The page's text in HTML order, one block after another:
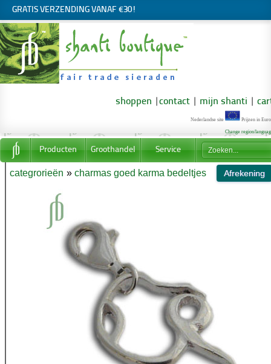
GRATIS VERZENDING VANAF €30!
shoppen contact mijn shanti
Nederlandse site Prijzen in
Change region/
Producten Groothandel Service
categrorieën » charmas goed karma bedeltjes